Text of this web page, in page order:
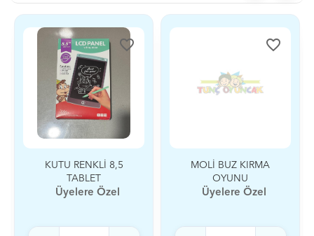
favorite_border
KUTU RENKLİ 8,5
TABLET
Üyelere Özel
favorite_border
MOLİ BUZ KIRMA
OYUNU
Üyelere Özel